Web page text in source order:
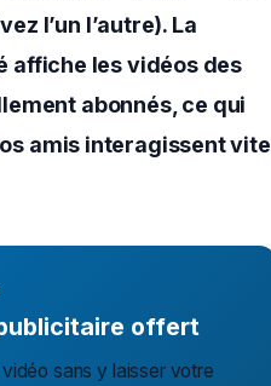
l’un l’autre). La
affiche les vidéos des
abonnés, ce qui
amis interagissent vite
offert
sans y laisser votre